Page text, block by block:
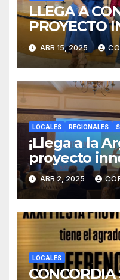
LLEGA A
PROYECTO
SOBRE EL
CULTURA.
ABR 15, 2025
LOCALES REGIONALES
¡Llega a la
proyecto
duelo y la
ABR 2, 2025
LOCALES
CONCORDIA